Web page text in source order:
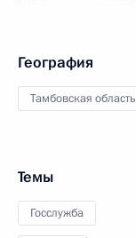
География
Тамбовская область
Темы
Госслужба